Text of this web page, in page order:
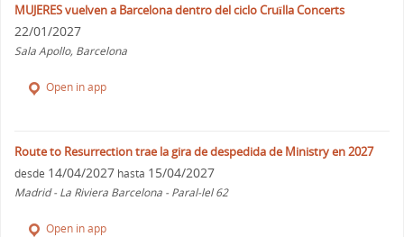
MUJERES vuelven a Barcelona dentro del ciclo Cruïlla Concerts
22/01/2027
Sala Apollo, Barcelona
Open in app
Route to Resurrection trae la gira de despedida de Ministry en 2027
desde 14/04/2027 hasta 15/04/2027
Madrid - La Riviera Barcelona - Paral-lel 62
Open in app